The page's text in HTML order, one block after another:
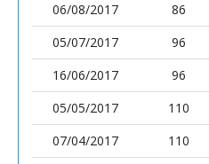
06/08/2017
86
05/07/2017
96
16/06/2017
96
05/05/2017
110
07/04/2017
110